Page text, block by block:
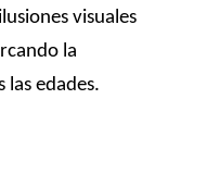
visuales
la
las edades.